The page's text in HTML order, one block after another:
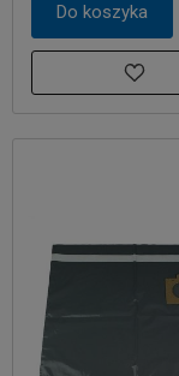
Do koszyka